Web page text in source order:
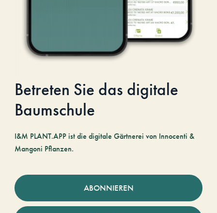
Betreten Sie das digitale
Baumschule
I&M PLANT.APP ist die digitale Gärtnerei von Innocenti &
Mangoni Pflanzen.
ABONNIEREN